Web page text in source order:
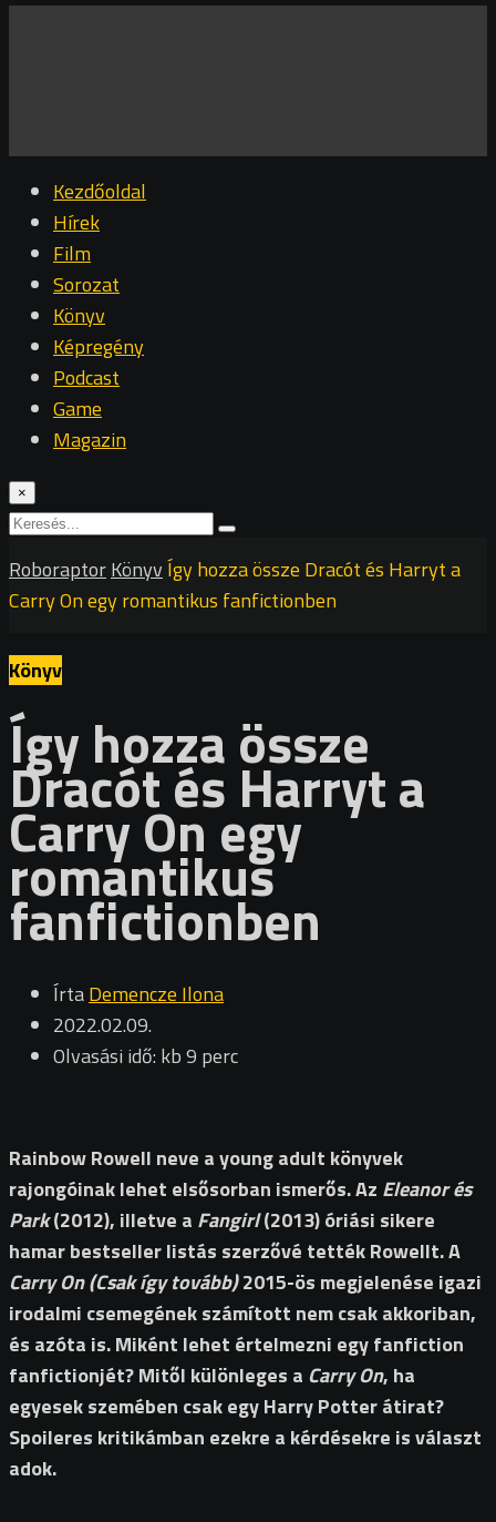
Kezdőoldal
Hírek
Film
Sorozat
Könyv
Képregény
Podcast
Game
Magazin
×
RoboraptorKönyvÍgy hozza össze Dracót és Harryt a
Carry On egy romantikus fanfictionben
Könyv
Így hozza össze
Dracót és Harryt a
Carry On egy
romantikus
fanfictionben
ÍrtaDemencze Ilona
2022.02.09.
Olvasási idő: kb 9 perc
Rainbow Rowell neve a young adult könyvek
rajongóinak lehet elsősorban ismerős. Az Eleanor ​és
Park(2012), illetve a Fangirl(2013) óriási sikere
hamar bestseller listás szerzővé tették Rowellt. A
Carry On (Csak így tovább)2015-ös megjelenése igazi
irodalmi csemegének számított nem csak akkoriban,
és azóta is. Miként lehet értelmezni egy fanfiction
fanfictionjét? Mitől különleges a Carry On, ha
egyesek szemében csak egy Harry Potter átirat?
Spoileres kritikámban ezekre a kérdésekre is választ
adok.